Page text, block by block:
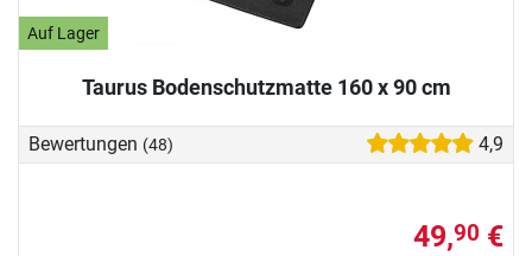
Auf Lager
Taurus Bodenschutzmatte 160 x 90 cm
Bewertungen (48) 4,9
49,90 €